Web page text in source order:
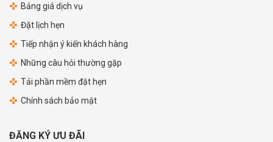
Bảng giá dịch vụ
Đặt lịch hẹn
Tiếp nhận ý kiến khách hàng
Những câu hỏi thường gặp
Tải phần mềm đặt hẹn
Chính sách bảo mật
ĐĂNG KÝ ƯU ĐÃI